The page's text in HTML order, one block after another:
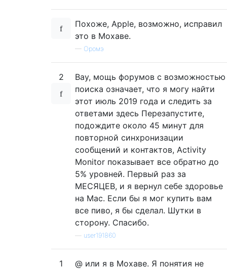
Похоже, Apple, возможно, исправил
это в Мохаве.
— Оромэ
2
Вау, мощь форумов с возможностью
поиска означает, что я могу найти
этот июль 2019 года и следить за
ответами здесь Перезапустите,
подождите около 45 минут для
повторной синхронизации
сообщений и контактов, Activity
Monitor показывает все обратно до
5% уровней. Первый раз за
МЕСЯЦЕВ, и я вернул себе здоровье
на Mac. Если бы я мог купить вам
все пиво, я бы сделал. Шутки в
сторону. Спасибо.
user191860
1
@ или я в Мохаве. Я понятия не